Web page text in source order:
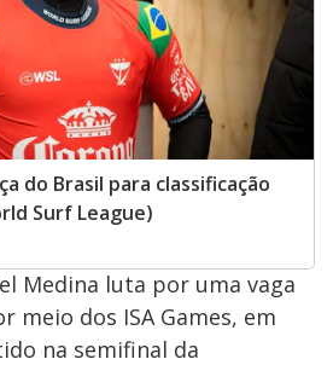
do Brasil para classificação
Surf League)
Medina luta por uma vaga
meio dos ISA Games, em
na semifinal da